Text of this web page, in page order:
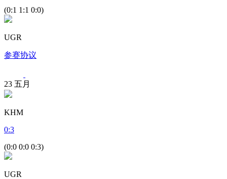
(0:1 1:1 0:0)
UGR
参赛协议
23 五月
KHM
0:3
(0:0 0:0 0:3)
UGR